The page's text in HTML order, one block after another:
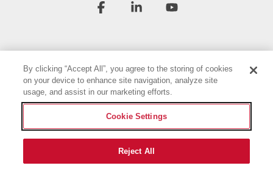
Условия и положения
Политика конфиденциальности
Декларация о доступности
Выходные данные
Настройки файлов cookie
© 2026 Briggs & Stratton, LLC. All rights reserved.
Facebook Linkedin
By clicking “Accept All”, you agree to the storing of cookies
on your device to enhance site navigation, analyze site
usage, and assist in our marketing efforts.
Cookie Settings
Reject All